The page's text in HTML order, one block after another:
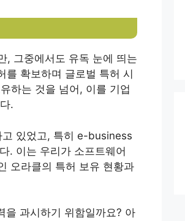
, 그중에서도 유독 눈에 띄는
를 확보하며 글로벌 특허 시
하는 것을 넘어, 이를 기업
.
있었고, 특히 e-business
. 이는 우리가 소프트웨어
오라클의 특허 보유 현황과
을 과시하기 위함일까요? 아